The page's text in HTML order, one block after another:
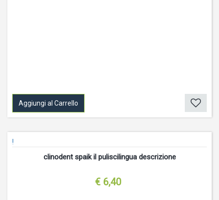
Aggiungi al Carrello
!
clinodent spaik il puliscilingua descrizione
€ 6,40